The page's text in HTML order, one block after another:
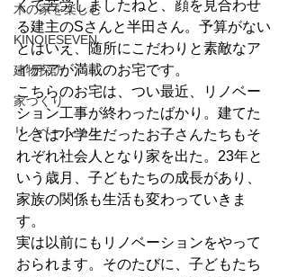
木の家を楽しむ
KINOIESEVEN
建物探訪
家づくり
リノベーション
くて苦労しましたねと、顔を見合わせ
る建主のSさんと半田さん。予算がない
とはいえ、随所にこだわりと素敵なア
イデアが満載のお宅です。
こちらのお宅は、つい最近、リノベー
ション工事が終わったばかり。建てた
ときは小学生だったお子さんたちもそ
れぞれ社会人となり家を出た。23年と
いう歳月、子どもたちの成長があり、
家族の関係も生活も変わっていきま
す。
実は以前にもリノベーションをやって
おられます。そのたびに、子どもたち